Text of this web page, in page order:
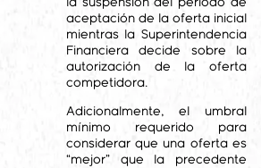
aceptación de la oferta inicial
mientras la Superintendencia
Financiera decide sobre la
autorización de la oferta
competidora.
Adicionalmente, el umbral
mínimo requerido para
considerar que una oferta es
“mejor” que la precedente